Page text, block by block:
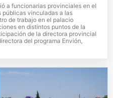
a funcionarias provinciales en el
vinculadas a las
de trabajo en el palacio
en distintos puntos de la
de la directora provincial
del programa Envión,